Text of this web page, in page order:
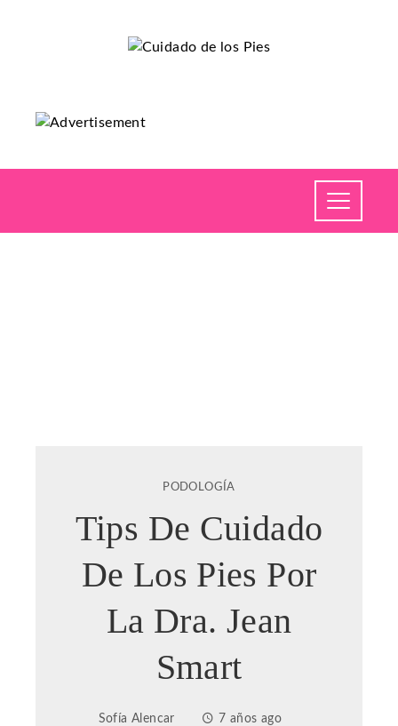
PODOLOGÍA
Tips De Cuidado
De Los Pies Por
La Dra. Jean
Smart
Sofía Alencar
7 años ago